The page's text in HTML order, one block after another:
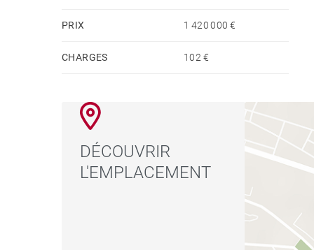
PRIX 1 420 000 €
CHARGES 102 €
DÉCOUVRIR
L'EMPLACEMENT